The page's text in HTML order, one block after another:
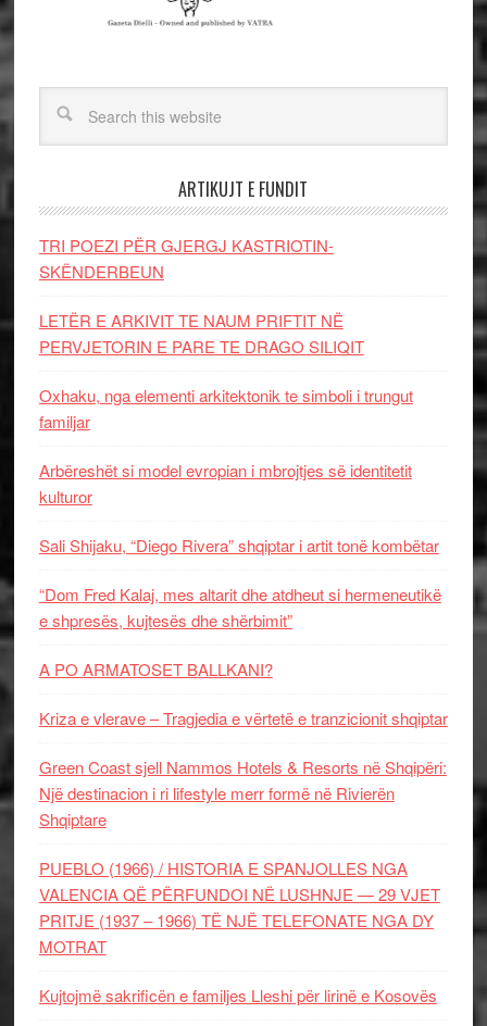
ARTIKUJT E FUNDIT
TRI POEZI PËR GJERGJ KASTRIOTIN-
SKËNDERBEUN
LETËR E ARKIVIT TE NAUM PRIFTIT NË
PERVJETORIN E PARE TE DRAGO SILIQIT
Oxhaku, nga elementi arkitektonik te simboli i trungut
familjar
Arbëreshët si model evropian i mbrojtjes së identitetit
kulturor
Sali Shijaku, “Diego Rivera” shqiptar i artit tonë kombëtar
“Dom Fred Kalaj, mes altarit dhe atdheut si hermeneutikë
e shpresës, kujtesës dhe shërbimit”
A PO ARMATOSET BALLKANI?
Kriza e vlerave – Tragjedia e vërtetë e tranzicionit shqiptar
Green Coast sjell Nammos Hotels & Resorts në Shqipëri:
Një destinacion i ri lifestyle merr formë në Rivierën
Shqiptare
PUEBLO (1966) / HISTORIA E SPANJOLLES NGA
VALENCIA QË PËRFUNDOI NË LUSHNJE — 29 VJET
PRITJE (1937 – 1966) TË NJË TELEFONATE NGA DY
MOTRAT
Kujtojmë sakrificën e familjes Lleshi për lirinë e Kosovës